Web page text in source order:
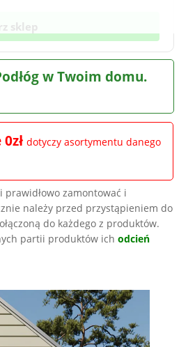
sklep
w Twoim domu.
dotyczy asortymentu danego
i prawidłowo zamontować i
należy przed przystąpieniem do
do każdego z produktów.
partii produktów ichodcień